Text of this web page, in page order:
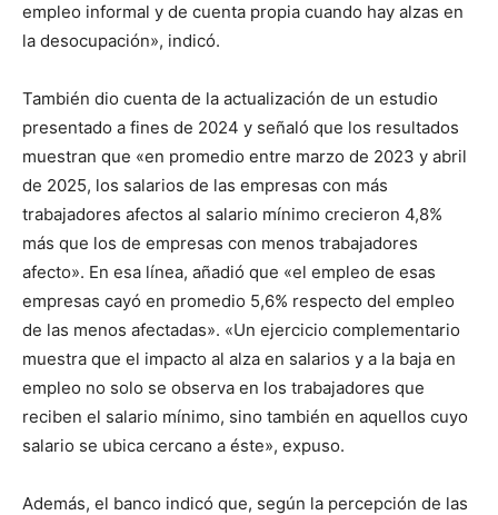
empleo informal y de cuenta propia cuando hay alzas en
la desocupación», indicó.
También dio cuenta de la actualización de un estudio
presentado a fines de 2024 y señaló que los resultados
muestran que «en promedio entre marzo de 2023 y abril
de 2025, los salarios de las empresas con más
trabajadores afectos al salario mínimo crecieron 4,8%
más que los de empresas con menos trabajadores
afecto». En esa línea, añadió que «el empleo de esas
empresas cayó en promedio 5,6% respecto del empleo
de las menos afectadas». «Un ejercicio complementario
muestra que el impacto al alza en salarios y a la baja en
empleo no solo se observa en los trabajadores que
reciben el salario mínimo, sino también en aquellos cuyo
salario se ubica cercano a éste», expuso.
Además, el banco indicó que, según la percepción de las